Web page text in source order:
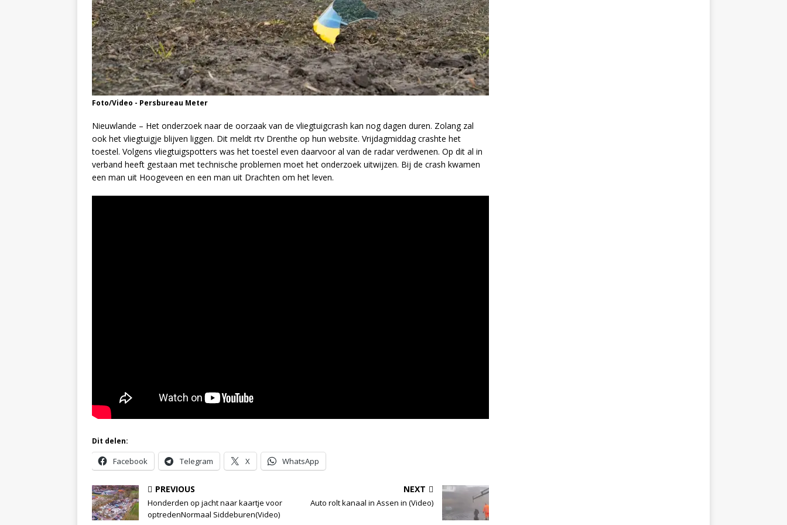
Foto/Video - Persbureau Meter
Nieuwlande – Het onderzoek naar de oorzaak van de vliegtuigcrash kan nog dagen duren. Zolang zal
ook het vliegtuigje blijven liggen. Dit meldt rtv Drenthe op hun website. Vrijdagmiddag crashte het
toestel. Volgens vliegtuigspotters was het toestel even daarvoor al van de radar verdwenen. Op dit al in
verband heeft gestaan met technische problemen moet het onderzoek uitwijzen. Bij de crash kwamen
een man uit Hoogeveen en een man uit Drachten om het leven.
Dit delen:
Facebook Telegram X WhatsApp
PREVIOUS
Honderden op jacht naar kaartje voor
optredenNormaal Siddeburen(Video)
NEXT
Auto rolt kanaal in Assen in (Video)